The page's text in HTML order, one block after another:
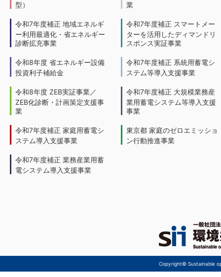
型）
令和7年度補正 地域エネルギ
ー利用最適化・省エネルギー
診断拡充事業
令和8年度 省エネルギー設備
投資利子補給金
令和8年度 ZEB実証事業／
ZEB化診断・計画策定支援事
業
令和7年度補正 家庭用蓄電シ
ステム導入支援事業
令和7年度補正 業務産業用蓄
電システム導入支援事業
業
令和7年度補正 スマートメー
ターを活用したディマンドリ
スポンス実証事業
令和7年度補正 系統用蓄電シ
ステム等導入支援事業
令和7年度補正 大規模業務産
業用蓄電システム等導入支援
事業
東京都 家庭のゼロエミッショ
ン行動推進事業
Copyright© Sustainable